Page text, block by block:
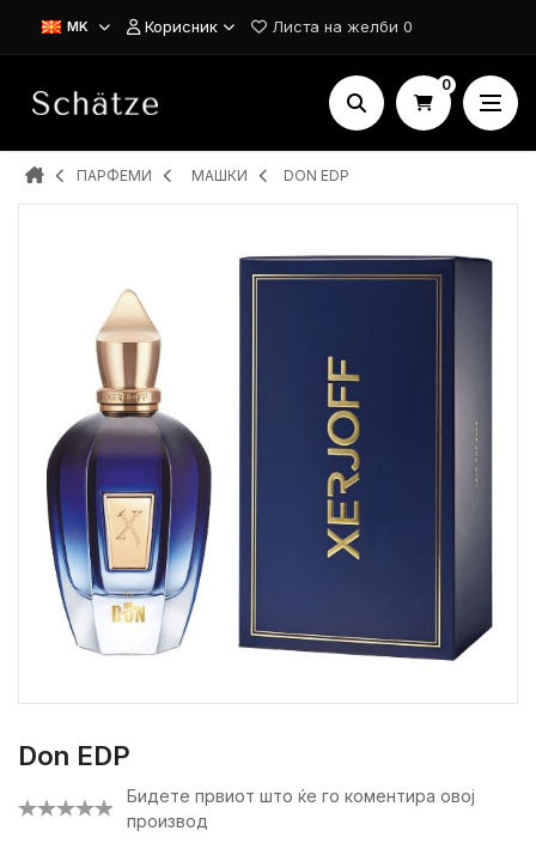
MK Корисник Листа на желби 0
0
ПАРФЕМИ MAШКИ DON EDP
Don EDP
Бидете првиот што ќе го коментира овој
производ